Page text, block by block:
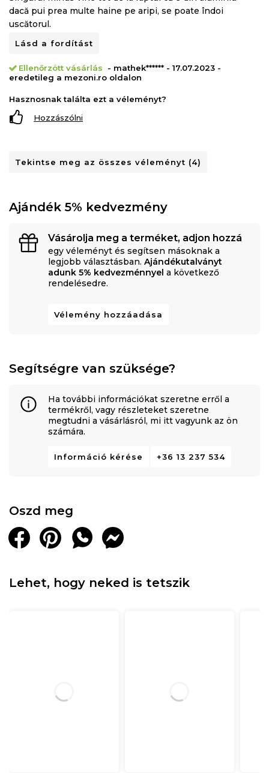
dacă pui prea multe haine pe aripi, se poate îndoi
uscătorul.
Lásd a fordítást
Ellenőrzött vásárlás
- mathek****** - 17.07.2023 -
eredetileg a mezoni.ro oldalon
Hasznosnak találta ezt a véleményt?
Hozzászólni
Tekintse meg az összes véleményt (4)
Ajándék 5% kedvezmény
Vásárolja meg a terméket, adjon hozzá
egy véleményt és segítsen másoknak a
legjobb választásban. Ajándékutalványt
adunk 5% kedvezménnyel a következő
rendelésedre.
Vélemény hozzáadása
Segítségre van szüksége?
Ha további információkat szeretne erről a
termékről, vagy részleteket szeretne
megtudni a vásárlásról, mi itt vagyunk az ön
számára.
Információ kérése +36 13 237 534
Oszd meg
Lehet, hogy neked is tetszik